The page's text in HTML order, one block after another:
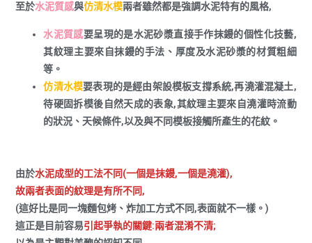
至於水泥質感與仿清水模兩者雖然都是強調水泥特有的風格,
水泥質感要呈現的是水泥砂漿直接手作抹鏝的個性化技藝,
其紋理主要來自抹鏝的手法、厚度及水泥砂漿的材質粗細
等。
仿清水模要表現的是經由架設模板支撐系統,再澆灌混凝土,
待硬固拆模後自然天成的表象,其紋理主要來自澆灌時流動
的狀況、天候條件,以及與不同模板接觸所產生的花紋。
由於水泥成型的工法不同(一個是抹鏝,一個是澆灌),
故兩者表面的紋理是有所不同,
(這好比是同一塊麵包烤、炸加工方式不同,表面就不一樣。)
這正是目前容易引起爭執的關鍵:兩者混淆不清;